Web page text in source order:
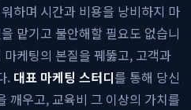
하며 시간과 비용을 낭비하지 마
맡기고 불안해할 필요도 없습니
케팅의 본질을 꿰뚫고, 고객과
. 대표 마케팅 스터디를 통해 당신
깨우고, 교육비 그 이상의 가치를